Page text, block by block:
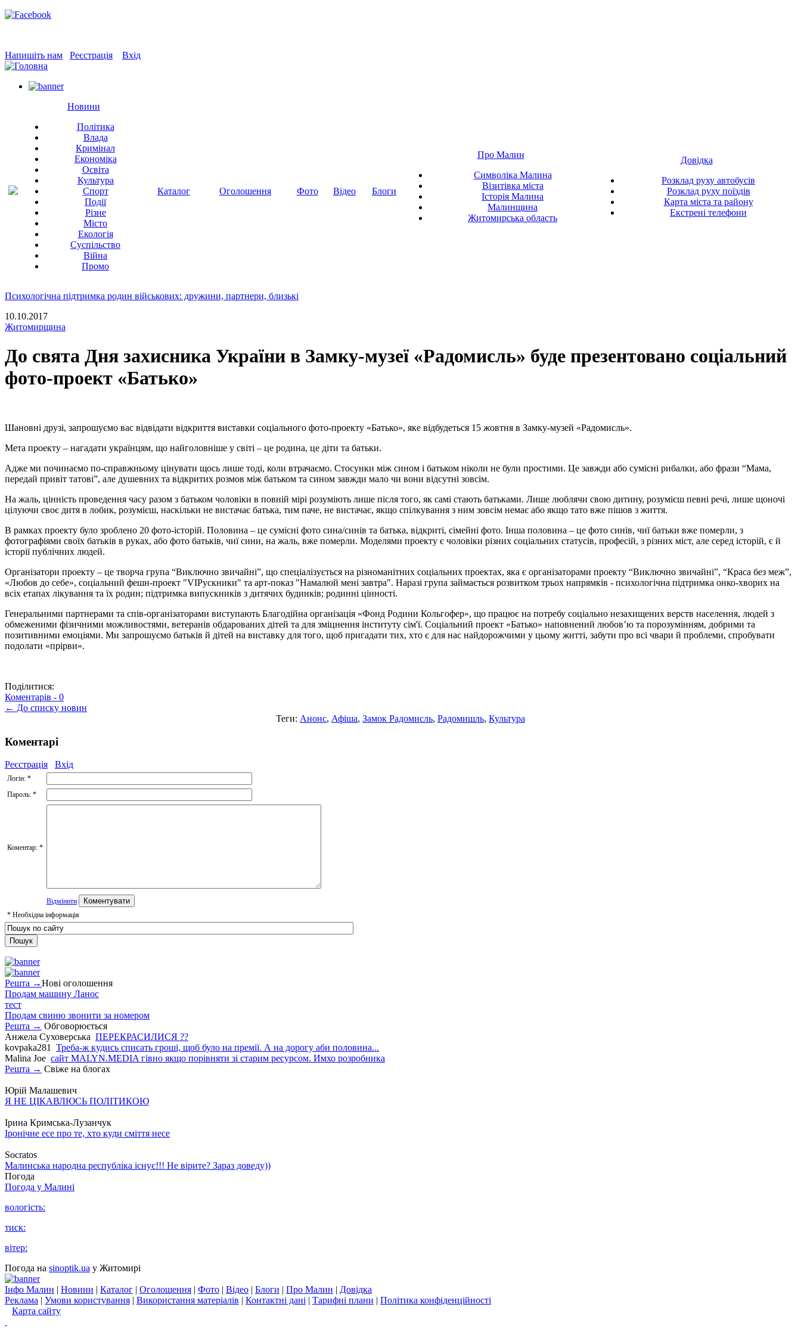
Напишіть нам Реєстрація Вхід
Новини
Політика
Влада
Кримінал
Економіка
Освіта
Культура
Спорт
Події
Різне
Місто
Екологія
Суспільство
Війна
Промо
Каталог Оголошення Фото Відео Блоги
Про Малин
Символіка Малина
Візитівка міста
Історія Малина
Малинщина
Житомирська область
Довідка
Розклад руху автобусів
Розклад руху поїздів
Карта міста та району
Екстрені телефони
Психологічна підтримка родин військових: дружини, партнери, близькі
10.10.2017
Житомирщина
До свята Дня захисника України в Замку-музеї «Радомисль» буде презентовано соціальний
фото-проект «Батько»
Шановні друзі, запрошуємо вас відвідати відкриття виставки соціального фото-проекту «Батько», яке відбудеться 15 жовтня в Замку-музей «Радомисль».
Мета проекту – нагадати українцям, що найголовніше у світі – це родина, це діти та батьки.
Адже ми починаємо по-справжньому цінувати щось лише тоді, коли втрачаємо. Стосунки між сином і батьком ніколи не були простими. Це завжди або сумісні рибалки, або фрази “Мама,
передай привіт татові”, але душевних та відкритих розмов між батьком та сином завжди мало чи вони відсутні зовсім.
На жаль, цінність проведення часу разом з батьком чоловіки в повній мірі розуміють лише після того, як самі стають батьками. Лише люблячи свою дитину, розумієш певні речі, лише щоночі
цілуючи своє дитя в лобик, розумієш, наскільки не вистачає батька, тим паче, не вистачає, якщо спілкування з ним зовсім немає або якщо тато вже пішов з життя.
В рамках проекту було зроблено 20 фото-історій. Половина – це сумісні фото сина/синів та батька, відкриті, сімейні фото. Інша половина – це фото синів, чиї батьки вже померли, з
фотографіями своїх батьків в руках, або фото батьків, чиї сини, на жаль, вже померли. Моделями проекту є чоловіки різних соціальних статусів, професій, з різних міст, але серед історій, є й
історії публічних людей.
Організатори проекту – це творча група “Виключно звичайні”, що спеціалізується на різноманітних соціальних проектах, яка є організаторами проекту “Виключно звичайні”, “Краса без меж”,
«Любов до себе», соціальний фешн-проект "VIPускники" та арт-показ "Намалюй мені завтра". Наразі група займається розвитком трьох напрямків - психологічна підтримка онко-хворих на
всіх етапах лікування та їх родин; підтримка випускників з дитячих будинків; родинні цінності.
Генеральними партнерами та спів-організаторами виступають Благодійна організація «Фонд Родини Кольгофер», що працює на потребу соціально незахищених верств населення, людей з
обмеженими фізичними можливостями, ветеранів обдарованих дітей та для зміцнення інституту сім'ї. Соціальний проект «Батько» наповнений любов’ю та порозумінням, добрими та
позитивними емоціями. Ми запрошуємо батьків й дітей на виставку для того, щоб пригадати тих, хто є для нас найдорожчими у цьому житті, забути про всі чвари й проблеми, спробувати
подолати «прірви».
Поділитися:
Коментарів - 0
← До списку новин
Теги: Анонс, Афіша, Замок Радомисль, Радомишль, Культура
Коментарі
Реєстрація Вхід
Логін: *
Пароль: *
Коментар: *
Відмінити
* Необхідна інформація
Решта →Нові оголошення
Продам машину Ланос
тест
Продам свиню звонити за номером
Решта → Обговорюється
Анжела Суховерська ПЕРЕКРАСИЛИСЯ ??
kovpaka281
Треба-ж кудись списать гроші, щоб було на премії. А на дорогу аби половина...
Malina Joe сайт MALYN.MEDIA гiвно якщо порiвняти зi старим ресурсом. Имхо розробника
Решта → Свіже на блогах
Юрій Малашевич
Я НЕ ЦІКАВЛЮСЬ ПОЛІТИКОЮ
Ірина Кримська-Лузанчук
Іронічне есе про те, хто куди сміття несе
Socratos
Малинська народна республіка існує!!! Не вірите? Зараз доведу))
Погода
Погода у Малині
вологість:
тиск:
вітер:
Погода на sinoptik.ua у Житомирі
Інфо Малин | Новини | Каталог | Оголошення | Фото | Відео | Блоги | Про Малин | Довідка
Реклама | Умови користування | Використання матеріалів | Контактні дані | Тарифні плани | Політика конфіденційності
Карта сайту